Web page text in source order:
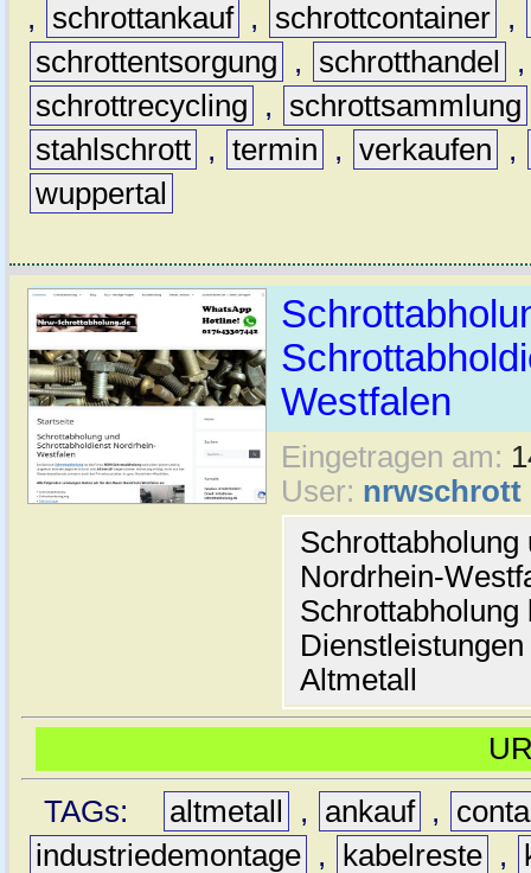
,
schrottankauf , schrottcontainer ,
schrottentsorgung
, schrotthandel
schrottrecycling
, schrottsammlung
stahlschrott , termin , verkaufen
,
wuppertal
Westfalen
Eingetragen am:
User: nrwschrott
Schrottabholung
Nordrhein-
Schrottabholung
Altmetall
TAGs:
altmetall , ankauf ,
industriedemontage , kabelreste ,